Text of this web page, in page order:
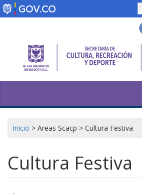
Pasar
al
Inicio > Areas Scacp > Cultura Festiva
Cultura Festiva